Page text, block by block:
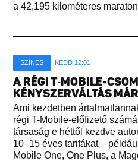
a 42,195 kilométeres
SZÍNES KEDD 12:01
A RÉGI T‑MOBILE-
KÉNYSZERVÁLTÁS
Ami kezdetben
régi T-Mobile-előfizető
társaság e héttől kezdve
10–15 éves tarifákat –
Mobile One, One Plus, a